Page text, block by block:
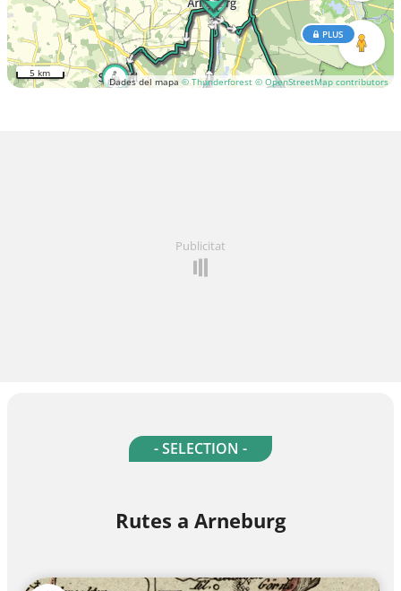
Dades del mapa © Thunderforest © OpenStreetMap contributors
PLUS
5 km
Publicitat
- SELECTION -
Rutes a Arneburg